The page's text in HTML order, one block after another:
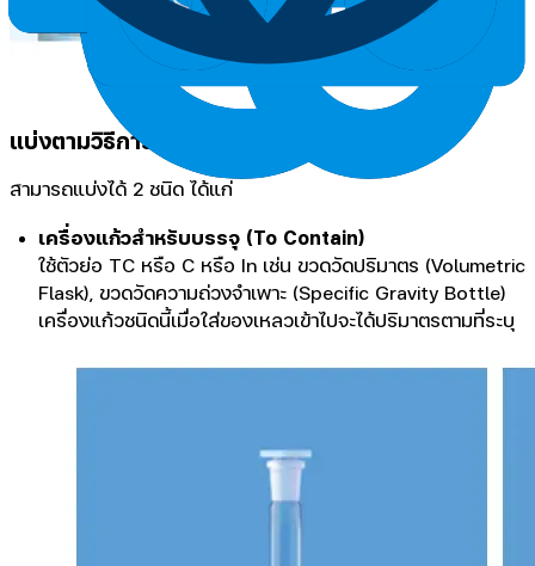
แบ่งตามวิธีการสอบเทียบ
สามารถแบ่งได้ 2 ชนิด ได้แก่
เครื่องแก้วสำหรับบรรจุ (To Contain)
ใช้ตัวย่อ TC หรือ C หรือ In เช่น ขวดวัดปริมาตร (Volumetric
Flask), ขวดวัดความถ่วงจำเพาะ (Specific Gravity Bottle)
เครื่องแก้วชนิดนี้เมื่อใส่ของเหลวเข้าไปจะได้ปริมาตรตามที่ระบุ